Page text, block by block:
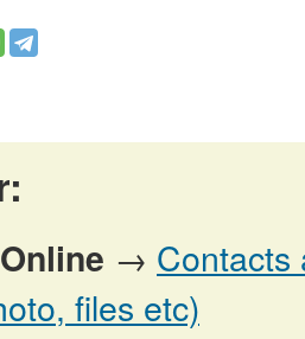
→ Contacts
files etc)